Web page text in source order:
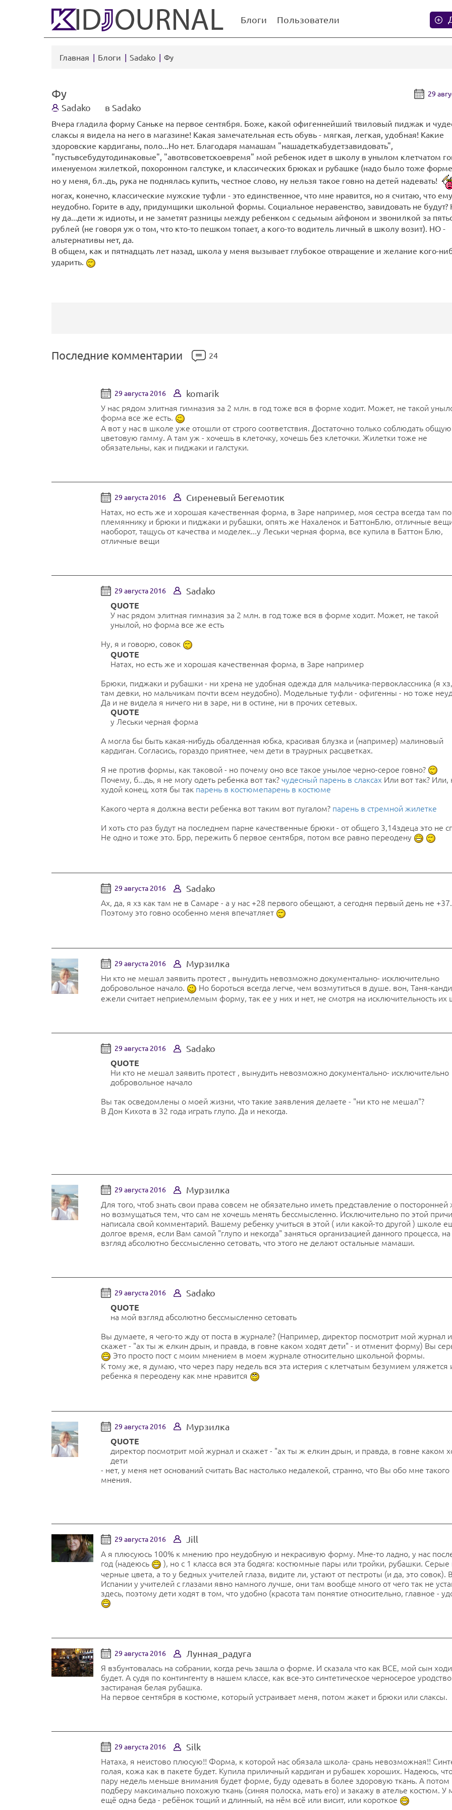
Блоги Пользователи
Главная Блоги Sadako Фу
Фу 29
Sadako в Sadako
Вчера гладила форму Саньке на первое сентября. Боже, какой офигеннейший твиловый пиджак и
слаксы я видела на него в магазине! Какая замечательная есть обувь - мягкая, легкая, удобная! Какие
здоровские кардиганы, поло...Но нет. Благодаря мамашам "нашадеткабудетзавидовать",
"пустьвсебудутодинаковые", "авотвсоветскоевремя" мой ребенок идет в школу в унылом клетчатом
именуемом жилеткой, похоронном галстуке, и классических брюках и рубашке (надо было тоже
но у меня, бл..дь, рука не поднялась купить, честное слово, ну нельзя такое говно на детей надевать!
ногах, конечно, классические мужские туфли - это единственное, что мне нравится, но я считаю, что
неудобно. Горите в аду, придумщики школьной формы. Социальное неравенство, завидовать не будут?
ну да...дети ж идиоты, и не заметят разницы между ребенком с седьмым айфоном и звонилкой за
рублей (не говоря уж о том, что кто-то пешком топает, а кого-то водитель личный в школу возит). НО -
альтернативы нет, да.
В общем, как и пятнадцать лет назад, школа у меня вызывает глубокое отвращение и желание кого-
ударить.
Последние комментарии 24
29 августа 2016 komarik
У нас рядом элитная гимназия за 2 млн. в год тоже вся в форме ходит. Может, не такой
форма все же есть.
А вот у нас в школе уже отошли от строго соответствия. Достаточно только соблюдать общую
цветовую гамму. А там уж - хочешь в клеточку, хочешь без клеточки. Жилетки тоже не
обязательны, как и пиджаки и галстуки.
29 августа 2016 Сиреневый Бегемотик
Натах, но есть же и хорошая качественная форма, в Заре например, моя сестра всегда там
племяннику и брюки и пиджаки и рубашки, опять же Нахаленок и БаттонБлю, отличные
наоборот, тащусь от качества и моделек...у Леськи черная форма, все купила в Баттон Блю,
отличные вещи
29 августа 2016 Sadako
QUOTE
У нас рядом элитная гимназия за 2 млн. в год тоже вся в форме ходит. Может, не такой
унылой, но форма все же есть
Ну, я и говорю, совок
QUOTE
Натах, но есть же и хорошая качественная форма, в Заре например
Брюки, пиджаки и рубашки - ни хрена не удобная одежда для мальчика-первоклассника (я
там девки, но мальчикам почти всем неудобно). Модельные туфли - офигенны - но тоже
Да и не видела я ничего ни в заре, ни в остине, ни в прочих сетевых.
QUOTE
у Леськи черная форма
А могла бы быть какая-нибудь обалденная юбка, красивая блузка и (например) малиновый
кардиган. Согласись, гораздо приятнее, чем дети в траурных расцветках.
Я не против формы, как таковой - но почему оно все такое унылое черно-серое говно?
Почему, б...дь, я не могу одеть ребенка вот так? чудесный парень в слаксах Или вот так? Или,
худой конец, хотя бы так парень в костюмепарень в костюме
Какого черта я должна вести ребенка вот таким вот пугалом? парень в стремной жилетке
И хоть сто раз будут на последнем парне качественные брюки - от общего 3,14здеца это не
Не одно и тоже это. Брр, пережить б первое сентября, потом все равно переодену
29 августа 2016 Sadako
Ах, да, я хз как там не в Самаре - а у нас +28 первого обещают, а сегодня первый день не +37.
Поэтому это говно особенно меня впечатляет
29 августа 2016 Мурзилка
Ни кто не мешал заявить протест , вынудить невозможно документально- исключительно
добровольное начало.
Но бороться всегда легче, чем возмутиться в душе. вон, Таня-
ежели считает неприемлемым форму, так ее у них и нет, не смотря на исключительность их
29 августа 2016 Sadako
QUOTE
Ни кто не мешал заявить протест , вынудить невозможно документально- исключительно
добровольное начало
Вы так осведомлены о моей жизни, что такие заявления делаете - "ни кто не мешал"?
В Дон Кихота в 32 года играть глупо. Да и некогда.
29 августа 2016 Мурзилка
Для того, чтоб знать свои права совсем не обязательно иметь представление о посторонней
но возмущаться тем, что сам не хочешь менять бессмысленно. Исключительно по этой
написала свой комментарий. Вашему ребенку учиться в этой ( или какой-то другой ) школе
долгое время, если Вам самой "глупо и некогда" заняться организацией данного процесса,
взгляд абсолютно бессмысленно сетовать, что этого не делают остальные мамаши.
29 августа 2016 Sadako
QUOTE
на мой взгляд абсолютно бессмысленно сетовать
Вы думаете, я чего-то жду от поста в журнале? (Например, директор посмотрит мой журнал и
скажет - "ах ты ж елкин дрын, и правда, в говне каком ходят дети" - и отменит форму) Вы
Это просто пост с моим мнением в моем журнале относительно школьной формы.
К тому же, я думаю, что через пару недель вся эта истерия с клетчатым безумием уляжется
ребенка я переодену как мне нравится
29 августа 2016 Мурзилка
QUOTE
директор посмотрит мой журнал и скажет - "ах ты ж елкин дрын, и правда, в говне каком
дети
- нет, у меня нет оснований считать Вас настолько недалекой, странно, что Вы обо мне такого
мнения.
29 августа 2016 Jill
А я плюсуюсь 100% к мнению про неудобную и некрасивую форму. Мне-то ладно, у нас
год (надеюсь
), но с 1 класса вся эта бодяга: костюмные пары или тройки, рубашки. Серые
черные цвета, а то у бедных учителей глаза, видите ли, устают от пестроты (и да, это совок).
Испании у учителей с глазами явно намного лучше, они там вообще много от чего так не
здесь, поэтому дети ходят в том, что удобно (красота там понятие относительно, главное -
29 августа 2016 Лунная_радуга
Я взбунтовалась на собрании, когда речь зашла о форме. И сказала что как ВСЕ, мой сын
будет. А судя по контингенту в нашем классе, как все-это синтетическое черносерое
застираная белая рубашка.
На первое сентября в костюме, который устраивает меня, потом жакет и брюки или слаксы.
29 августа 2016 Silk
Натаха, я неистово плюсую!! Форма, к которой нас обязала школа- срань невозможная!!
голая, кожа как в пакете будет. Купила приличный кардиган и рубашек хороших. Надеюсь,
пару недель меньше внимания будет форме, буду одевать в более здоровую ткань. А потом
подберу максимально похожую ткань (синяя полоска, мать его) и закажу в ателье костюм. У
ещё одна беда - ребёнок тощий и длинный, на нём всё или висит, или короткое